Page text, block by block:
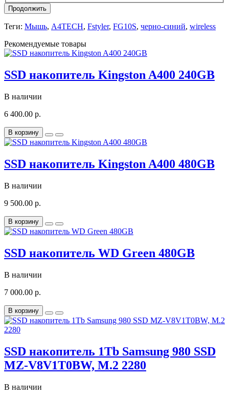
Продолжить
Теги: Мышь, A4TECH, Fstyler, FG10S, черно-синий, wireless
Рекомендуемые товары
SSD накопитель Kingston A400 240GB
В наличии
6 400.00 р.
В корзину
SSD накопитель Kingston A400 480GB
В наличии
9 500.00 р.
В корзину
SSD накопитель WD Green 480GB
В наличии
7 000.00 р.
В корзину
SSD накопитель 1Tb Samsung 980 SSD
MZ-V8V1T0BW, M.2 2280
В наличии